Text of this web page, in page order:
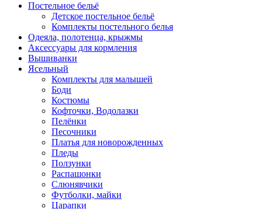
Постельное бельё
Детское постельное бельё
Комплекты постельного белья
Одеяла, полотенца, крыжмы
Аксессуары для кормления
Вышиванки
Ясельный
Комплекты для малышей
Боди
Костюмы
Кофточки, Водолазки
Пелёнки
Песочники
Платья для новорожденных
Пледы
Ползунки
Распашонки
Слюнявчики
Футболки, майки
Царапки